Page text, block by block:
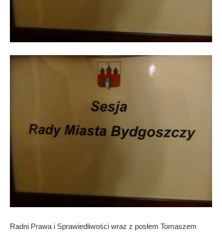
Radni Prawa i Sprawiedliwości wraz z posłem Tomaszem